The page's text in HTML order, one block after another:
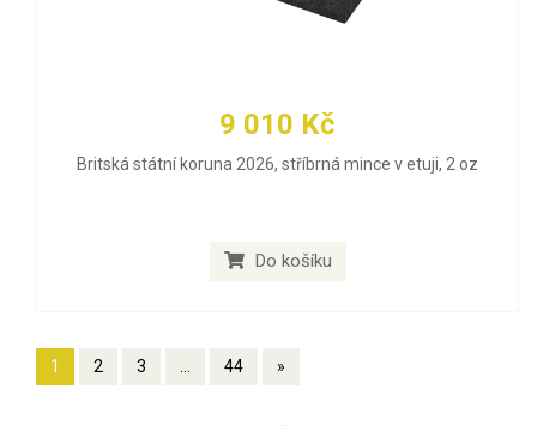
9 010 Kč
Britská státní koruna 2026, stříbrná mince v etuji, 2 oz
Do košíku
1 2 3 ... 44 »